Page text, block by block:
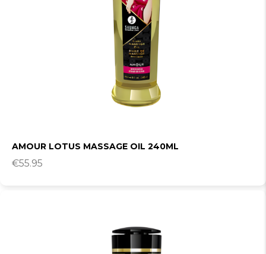
AMOUR LOTUS MASSAGE OIL 240ML
€55.95